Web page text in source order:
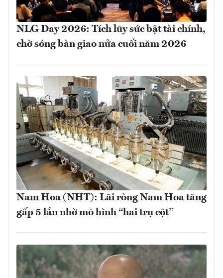
NLG Day 2026: Tích lũy sức bật tài chính,
chờ sóng bàn giao nửa cuối năm 2026
Nam Hoa (NHT): Lãi ròng Nam Hoa tăng
gấp 5 lần nhờ mô hình “hai trụ cột”